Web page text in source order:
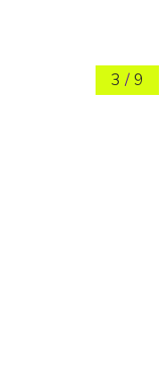
3 / 9